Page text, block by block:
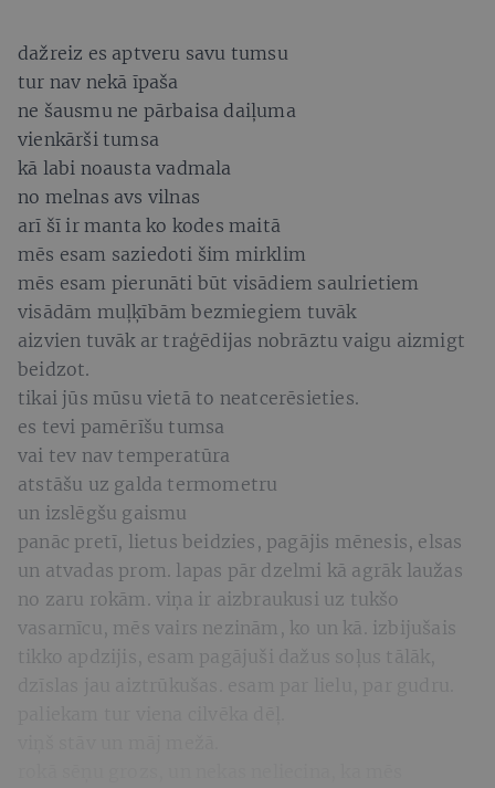
dažreiz es aptveru savu tumsu
tur nav nekā īpaša
ne šausmu ne pārbaisa daiļuma
vienkārši tumsa
kā labi noausta vadmala
no melnas avs vilnas
arī šī ir manta ko kodes maitā
mēs esam saziedoti šim mirklim
mēs esam pierunāti būt visādiem saulrietiem
visādām muļķībām bezmiegiem tuvāk
aizvien tuvāk ar traģēdijas nobrāztu vaigu aizmigt
beidzot.
tikai jūs mūsu vietā to neatcerēsieties.
es tevi pamērīšu tumsa
vai tev nav temperatūra
atstāšu uz galda termometru
un izslēgšu gaismu
panāc pretī, lietus beidzies, pagājis mēnesis, elsas
un atvadas prom. lapas pār dzelmi kā agrāk laužas
no zaru rokām. viņa ir aizbraukusi uz tukšo
vasarnīcu, mēs vairs nezinām, ko un kā. izbijušais
tikko apdzijis, esam pagājuši dažus soļus tālāk,